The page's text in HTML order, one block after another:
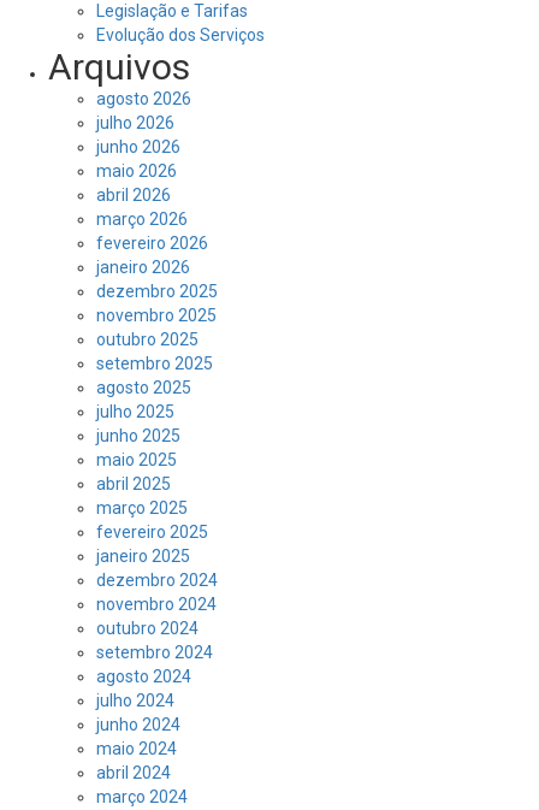
Legislação e Tarifas
Evolução dos Serviços
Arquivos
agosto 2026
julho 2026
junho 2026
maio 2026
abril 2026
março 2026
fevereiro 2026
janeiro 2026
dezembro 2025
novembro 2025
outubro 2025
setembro 2025
agosto 2025
julho 2025
junho 2025
maio 2025
abril 2025
março 2025
fevereiro 2025
janeiro 2025
dezembro 2024
novembro 2024
outubro 2024
setembro 2024
agosto 2024
julho 2024
junho 2024
maio 2024
abril 2024
março 2024